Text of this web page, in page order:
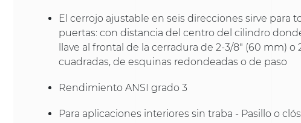
El cerrojo ajustable en seis direcciones sirve para
puertas: con distancia del centro del cilindro
llave al frontal de la cerradura de 2-3/8" (60 mm) o
cuadradas, de esquinas redondeadas o de paso
Rendimiento ANSI grado 3
Para aplicaciones interiores sin traba - Pasillo o